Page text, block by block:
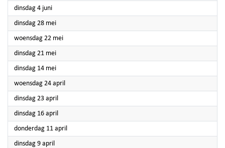
dinsdag 4 juni2024
dinsdag 28 mei2024
woensdag 22 mei2024
dinsdag 21 mei2024
dinsdag 14 mei2024
woensdag 24 april
dinsdag 23 april
dinsdag 16 april
donderdag 11 april
dinsdag 9 april